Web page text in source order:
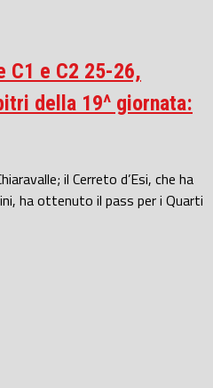
C1 e C2 25-26,
della 19^ giornata:
il Cerreto d’Esi, che ha
ha ottenuto il pass per i Quarti